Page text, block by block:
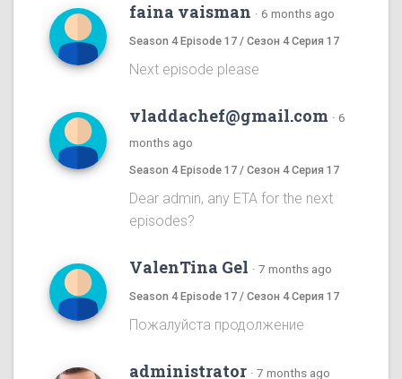
faina vaisman · 6 months ago
Season 4 Episode 17 / Сезон 4 Серия 17
Next episode please
vladdachef@gmail.com · 6
months ago
Season 4 Episode 17 / Сезон 4 Серия 17
Dear admin, any ETA for the next
episodes?
ValenTina Gel · 7 months ago
Season 4 Episode 17 / Сезон 4 Серия 17
Пожалуйста продолжение
administrator · 7 months ago